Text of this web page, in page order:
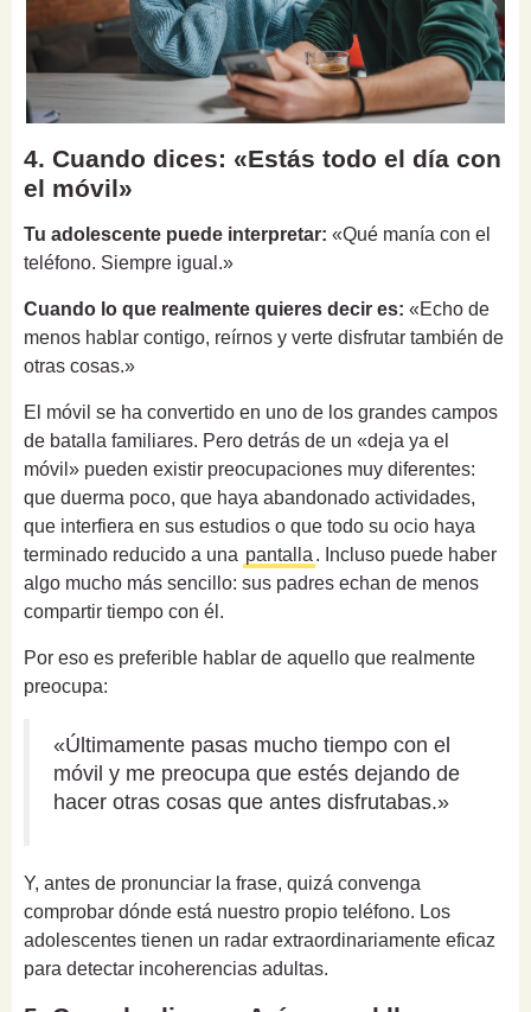
4. Cuando dices: «Estás todo el día con
el móvil»
Tu adolescente puede interpretar: «Qué manía con el
teléfono. Siempre igual.»
Cuando lo que realmente quieres decir es: «Echo de
menos hablar contigo, reírnos y verte disfrutar también de
otras cosas.»
El móvil se ha convertido en uno de los grandes campos
de batalla familiares. Pero detrás de un «deja ya el
móvil» pueden existir preocupaciones muy diferentes:
que duerma poco, que haya abandonado actividades,
que interfiera en sus estudios o que todo su ocio haya
terminado reducido a una pantalla . Incluso puede haber
algo mucho más sencillo: sus padres echan de menos
compartir tiempo con él.
Por eso es preferible hablar de aquello que realmente
preocupa:
«Últimamente pasas mucho tiempo con el
móvil y me preocupa que estés dejando de
hacer otras cosas que antes disfrutabas.»
Y, antes de pronunciar la frase, quizá convenga
comprobar dónde está nuestro propio teléfono. Los
adolescentes tienen un radar extraordinariamente eficaz
para detectar incoherencias adultas.